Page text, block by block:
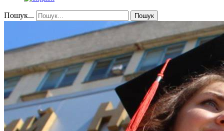
Пошук... Пошук